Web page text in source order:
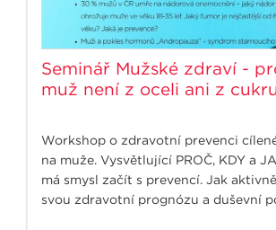
Seminář Mužské zdraví -
muž není z oceli ani z cukru
Workshop o zdravotní prevenci
na muže. Vysvětlující PROČ, KDY a
má smysl začít s prevencí. Jak
svou zdravotní prognózu a duševní